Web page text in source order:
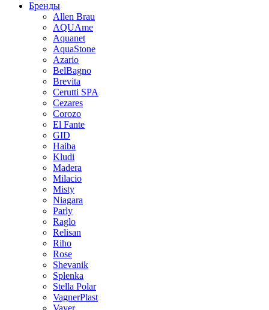
Бренды
Allen Brau
AQUAme
Aquanet
AquaStone
Azario
BelBagno
Brevita
Cerutti SPA
Cezares
Corozo
El Fante
GID
Haiba
Kludi
Madera
Milacio
Misty
Niagara
Parly
Raglo
Relisan
Riho
Rose
Shevanik
Splenka
Stella Polar
VagnerPlast
Vayer